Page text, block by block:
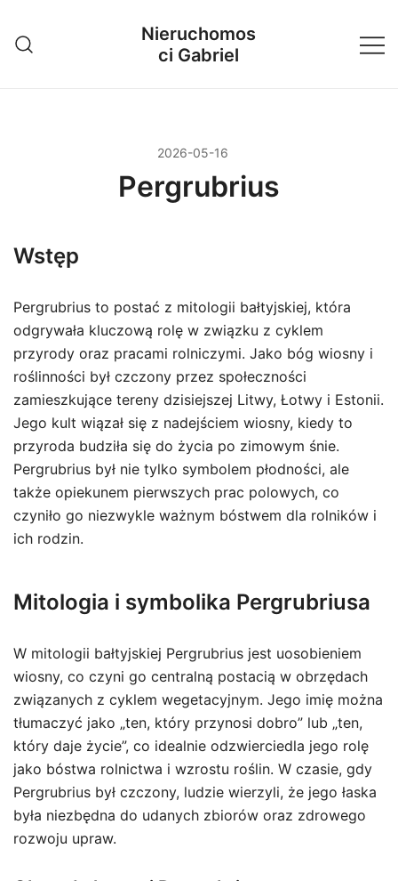
treści
Nieruchomos
ci Gabriel
2026-05-16
Pergrubrius
Wstęp
Pergrubrius to postać z mitologii bałtyjskiej, która
odgrywała kluczową rolę w związku z cyklem
przyrody oraz pracami rolniczymi. Jako bóg wiosny i
roślinności był czczony przez społeczności
zamieszkujące tereny dzisiejszej Litwy, Łotwy i Estonii.
Jego kult wiązał się z nadejściem wiosny, kiedy to
przyroda budziła się do życia po zimowym śnie.
Pergrubrius był nie tylko symbolem płodności, ale
także opiekunem pierwszych prac polowych, co
czyniło go niezwykle ważnym bóstwem dla rolników i
ich rodzin.
Mitologia i symbolika Pergrubriusa
W mitologii bałtyjskiej Pergrubrius jest uosobieniem
wiosny, co czyni go centralną postacią w obrzędach
związanych z cyklem wegetacyjnym. Jego imię można
tłumaczyć jako „ten, który przynosi dobro” lub „ten,
który daje życie”, co idealnie odzwierciedla jego rolę
jako bóstwa rolnictwa i wzrostu roślin. W czasie, gdy
Pergrubrius był czczony, ludzie wierzyli, że jego łaska
była niezbędna do udanych zbiorów oraz zdrowego
rozwoju upraw.